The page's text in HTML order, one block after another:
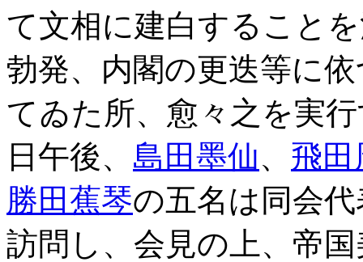
て文相に建白すること
勃発、内閣の更迭等に
てゐた所、愈々之を実
日午後、 島田墨仙、 飛田
勝田蕉琴の五名は同会
訪問し、会見の上、帝